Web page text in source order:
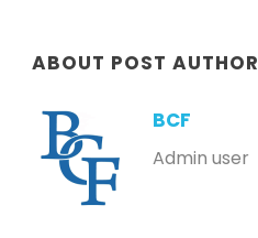
ABOUT POST AUTHOR
BCF
Admin user